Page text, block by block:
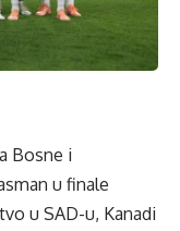
Bosne i
u finale
u SAD-u, Kanadi